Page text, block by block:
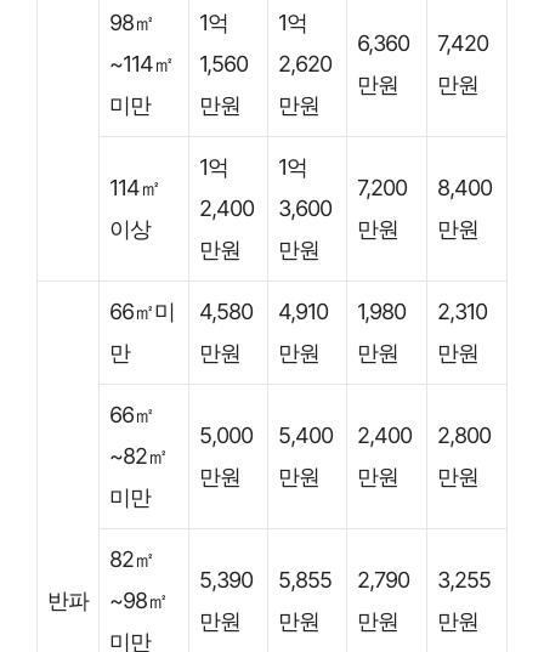
98㎡
~114㎡
미만
1억
1,560
만원
1억
2,620
만원
6,360
만원
7,420
만원
114㎡
이상
1억
2,400
만원
1억
3,600
만원
7,200
만원
8,400
만원
반파
66㎡미
만
4,580
만원
4,910
만원
1,980
만원
2,310
만원
66㎡
~82㎡
미만
5,000
만원
5,400
만원
2,400
만원
2,800
만원
82㎡
~98㎡
미만
5,390
만원
5,855
만원
2,790
만원
3,255
만원